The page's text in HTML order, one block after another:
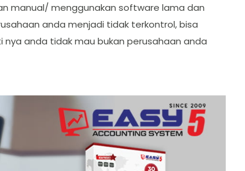
manual/ menggunakan software lama dan
anda menjadi tidak terkontrol, bisa
anda tidak mau bukan perusahaan anda